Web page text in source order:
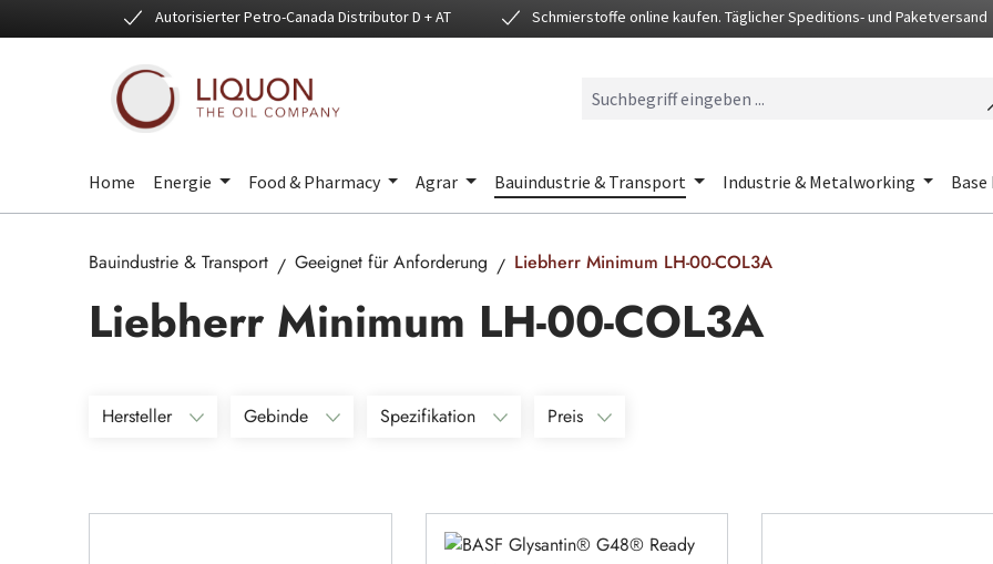
Hauptinhalt springen
Zur Suche springen
Zur Hauptnavigation springenAutorisierter Petro-Canada Distributor D + AT Schmierstoffe online kaufen. Täglicher Speditions- und Paketversand
Home Energie Food & Pharmacy Agrar Bauindustrie & Transport Industrie & Metalworking
Bauindustrie & Transport Geeignet für Anforderung Liebherr Minimum LH-00-COL3A
Liebherr Minimum LH-00-COL3A
Hersteller Gebinde Spezifikation Preis